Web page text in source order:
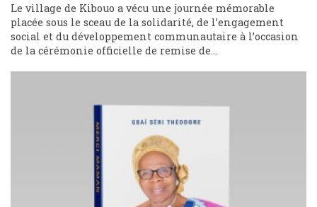
Le village de Kibouo a vécu une journée mémorable
placée sous le sceau de la solidarité, de l’engagement
social et du développement communautaire à l’occasion
de la cérémonie officielle de remise de...